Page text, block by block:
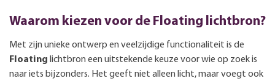
Waarom kiezen voor de Floating lichtbron?
Met zijn unieke ontwerp en veelzijdige functionaliteit is de
Floating lichtbron een uitstekende keuze voor wie op zoek is
naar iets bijzonders. Het geeft niet alleen licht, maar voegt ook